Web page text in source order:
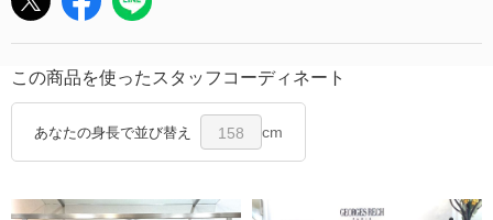
この商品を使ったスタッフコーディネート
あなたの身長で並び替え 158 cm